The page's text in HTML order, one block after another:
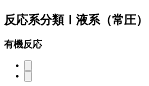
反応系分類Ⅰ液系（常圧）
有機反応